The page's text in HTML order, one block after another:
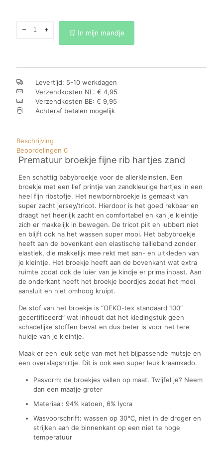
broekje
🛒 In mijn mandje
Levertijd: 5-10 werkdagen
Verzendkosten NL: € 4,95
Verzendkosten BE: € 9,95
Achteraf betalen mogelijk
Beschrijving
Beoordelingen 0
Prematuur broekje fijne rib hartjes zand
Een schattig babybroekje voor de allerkleinsten. Een
broekje met een lief printje van zandkleurige hartjes in een
heel fijn ribstofje. Het newbornbroekje is gemaakt van
super zacht jersey/tricot. Hierdoor is het goed rekbaar en
draagt het heerlijk zacht en comfortabel en kan je kleintje
zich er makkelijk in bewegen. De tricot pilt en lubbert niet
en blijft ook na het wassen super mooi. Het babybroekje
heeft aan de bovenkant een elastische tailleband zonder
elastiek, die makkelijk mee rekt met aan- en uitkleden van
je kleintje. Het broekje heeft aan de bovenkant wat extra
ruimte zodat ook de luier van je kindje er prima inpast. Aan
de onderkant heeft het broekje boordjes zodat het mooi
aansluit en niet omhoog kruipt.
De stof van het broekje is “OEKO-tex standaard 100″
gecertificeerd” wat inhoudt dat het kledingstuk geen
schadelijke stoffen bevat en dus beter is voor het tere
huidje van je kleintje.
Maak er een leuk setje van met het bijpassende mutsje en
een overslagshirtje. Dit is ook een super leuk kraamkado.
Pasvorm: de broekjes vallen op maat. Twijfel je? Neem
dan een maatje groter
Materiaal: 94% katoen, 6% lycra
Wasvoorschrift: wassen op 30℃, niet in de droger en
strijken aan de binnenkant op een niet te hoge
temperatuur